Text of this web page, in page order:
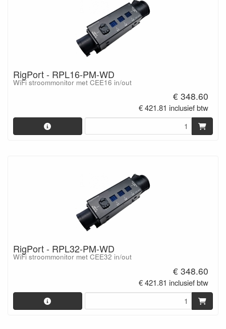
RigPort - RPL16-PM-WD
WiFi stroommonitor met CEE16 in/out
€ 348.60
€ 421.81 inclusief btw
RigPort - RPL32-PM-WD
WiFi stroommonitor met CEE32 in/out
€ 348.60
€ 421.81 inclusief btw